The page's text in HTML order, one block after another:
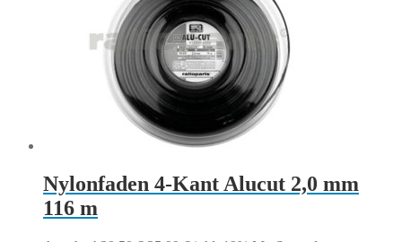
Nylonfaden 4-Kant Alucut 2,0 mm
116 m